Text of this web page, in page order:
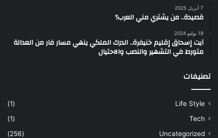
7 أبريل 2025
قصيدة.. من يشتري مني العرب؟
18 يوليو 2024
آيت إسحاق إقليم خنيفرة.. الدرك الملكي ينهي مسار فار من العدالة
متورط في التشهير والنصب والاحتيال
تصنيفات
Life Style
(1)
Tech
(1)
Uncategorized
(256)